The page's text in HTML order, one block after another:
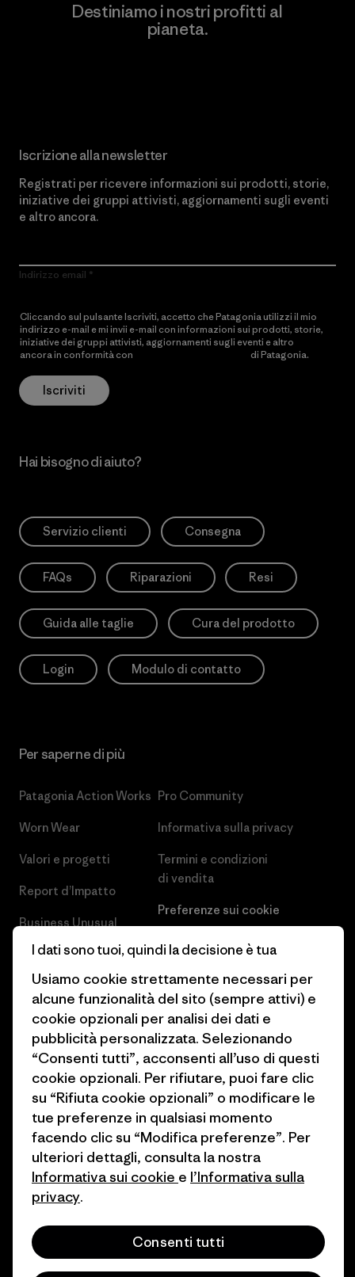
Destiniamo i nostri profitti al
pianeta.
Iscrizione alla newsletter
Registrati per ricevere informazioni sui prodotti, storie,
iniziative dei gruppi attivisti, aggiornamenti sugli eventi
e altro ancora.
Indirizzo email
Cliccando sul pulsante Iscriviti, accetto che Patagonia utilizzi il mio
indirizzo e-mail e mi invii e-mail con informazioni sui prodotti, storie,
iniziative dei gruppi attivisti, aggiornamenti sugli eventi e altro
ancora in conformità con
di Patagonia.
Iscriviti
Hai bisogno di aiuto?
Servizio clienti Consegna
FAQs Riparazioni Resi
Guida alle taglie Cura del prodotto
Login Modulo di contatto
Per saperne di più
Patagonia Action Works
Worn Wear
Valori e progetti
Report d’Impatto
Business Unusual
Obiettivi climatici
1% For The Planet
Come finanziamo
Buoni regalo
Trova un negozio
Pro Community
Informativa sulla privacy
Termini e condizioni
di vendita
Preferenze sui cookie
Lavora con noi
Stampa e media
Industry program
Programma di affiliazione
Patagonia Italia Mappa del sito
© 2026 Patagonia, Inc. All Rights Reserved.
italiano
I dati sono tuoi, quindi la decisione è tua
Usiamo cookie strettamente necessari per
alcune funzionalità del sito (sempre attivi) e
cookie opzionali per analisi dei dati e
pubblicità personalizzata. Selezionando
“Consenti tutti”, acconsenti all’uso di questi
cookie opzionali. Per rifiutare, puoi fare clic
su “Rifiuta cookie opzionali” o modificare le
tue preferenze in qualsiasi momento
facendo clic su “Modifica preferenze”. Per
ulteriori dettagli, consulta la nostra
Informativa sui cookie e l’Informativa sulla
privacy.
Consenti tutti